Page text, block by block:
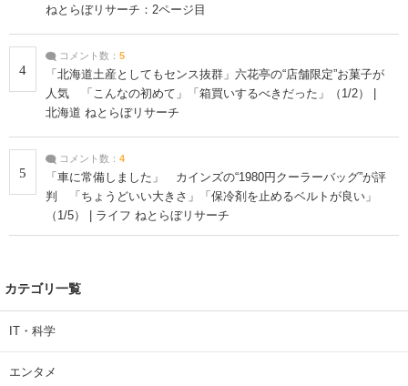
ねとらぼリサーチ：2ページ目
4
コメント数： 5
「北海道土産としてもセンス抜群」六花亭の“店舗限定”お菓子が
人気 「こんなの初めて」「箱買いするべきだった」（1/2） |
北海道 ねとらぼリサーチ
5
コメント数： 4
「車に常備しました」 カインズの“1980円クーラーバッグ”が評
判 「ちょうどいい大きさ」「保冷剤を止めるベルトが良い」
（1/5） | ライフ ねとらぼリサーチ
カテゴリ一覧
IT・科学
エンタメ